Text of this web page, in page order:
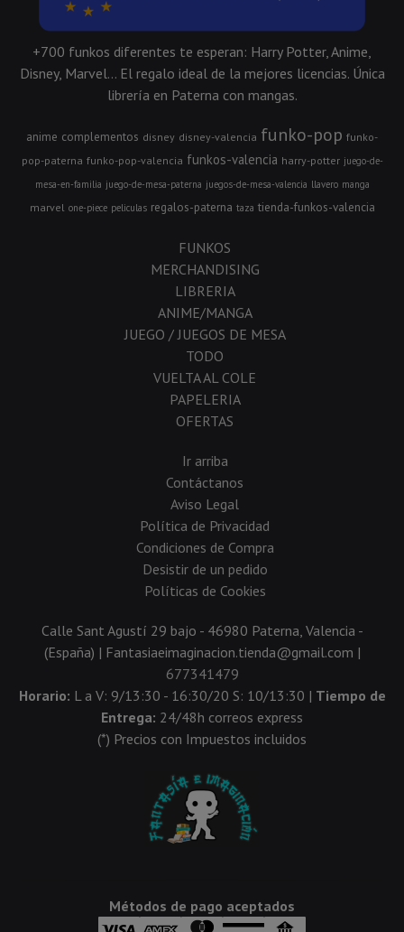
+700 funkos diferentes te esperan: Harry Potter, Anime,
Disney, Marvel... El regalo ideal de la mejores licencias. Única
librería en Paterna con mangas.
anime complementos disney disney-valencia funko-pop funko-
pop-paterna funko-pop-valencia funkos-valencia harry-potter juego-de-
mesa-en-familia juego-de-mesa-paterna juegos-de-mesa-valencia llavero manga
marvel one-piece peliculas regalos-paterna taza tienda-funkos-valencia
FUNKOS
MERCHANDISING
LIBRERIA
ANIME/MANGA
JUEGO / JUEGOS DE MESA
TODO
VUELTA AL COLE
PAPELERIA
OFERTAS
Ir arriba
Contáctanos
Aviso Legal
Política de Privacidad
Condiciones de Compra
Desistir de un pedido
Políticas de Cookies
Calle Sant Agustí 29 bajo - 46980 Paterna, Valencia -
(España) | Fantasiaeimaginacion.tienda@gmail.com |
677341479
Horario: L a V: 9/13:30 - 16:30/20 S: 10/13:30 | Tiempo de
Entrega: 24/48h correos express
(*) Precios con Impuestos incluidos
Métodos de pago aceptados